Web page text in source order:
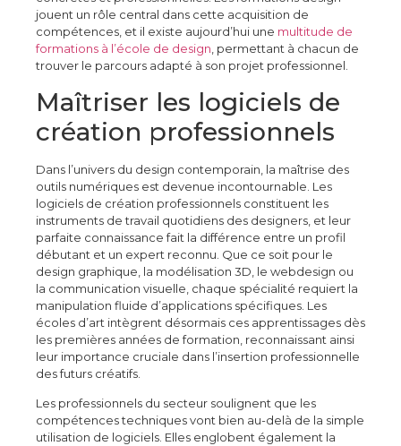
jouent un rôle central dans cette acquisition de
compétences, et il existe aujourd’hui une multitude de
formations à l’école de design, permettant à chacun de
trouver le parcours adapté à son projet professionnel.
Maîtriser les logiciels de
création professionnels
Dans l’univers du design contemporain, la maîtrise des
outils numériques est devenue incontournable. Les
logiciels de création professionnels constituent les
instruments de travail quotidiens des designers, et leur
parfaite connaissance fait la différence entre un profil
débutant et un expert reconnu. Que ce soit pour le
design graphique, la modélisation 3D, le webdesign ou
la communication visuelle, chaque spécialité requiert la
manipulation fluide d’applications spécifiques. Les
écoles d’art intègrent désormais ces apprentissages dès
les premières années de formation, reconnaissant ainsi
leur importance cruciale dans l’insertion professionnelle
des futurs créatifs.
Les professionnels du secteur soulignent que les
compétences techniques vont bien au-delà de la simple
utilisation de logiciels. Elles englobent également la